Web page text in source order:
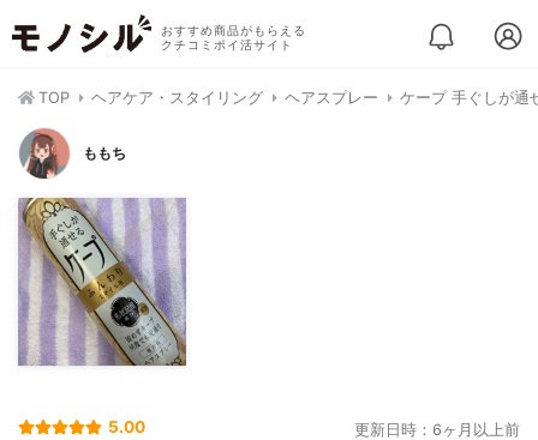
おすすめ商品がもらえる
クチコミポイ活サイト
TOP ヘアケア・スタイリング ヘアスプレー ケープ 手ぐしが通
ももち
5.00 更新日時：6ヶ月以上前